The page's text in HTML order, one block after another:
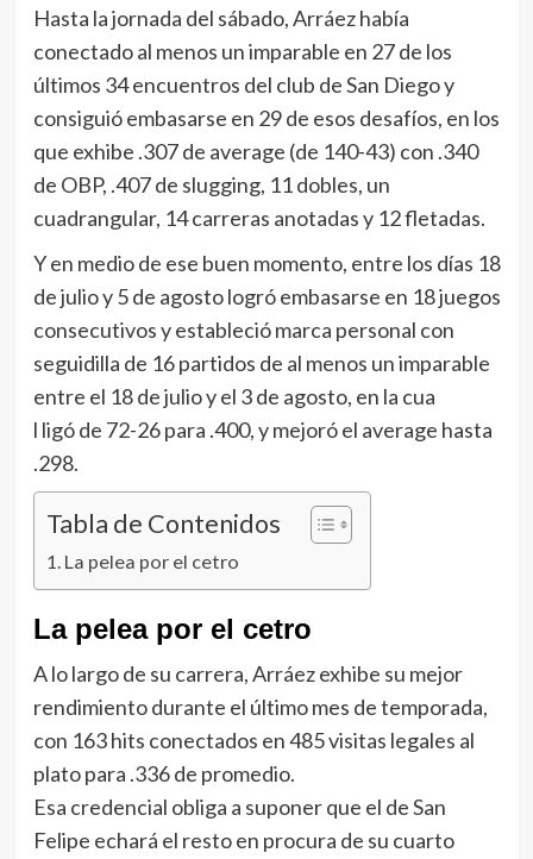
Hasta la jornada del sábado, Arráez había
conectado al menos un imparable en 27 de los
últimos 34 encuentros del club de San Diego y
consiguió embasarse en 29 de esos desafíos, en los
que exhibe .307 de average (de 140-43) con .340
de OBP, .407 de slugging, 11 dobles, un
cuadrangular, 14 carreras anotadas y 12 fletadas.
Y en medio de ese buen momento, entre los días 18
de julio y 5 de agosto logró embasarse en 18 juegos
consecutivos y estableció marca personal con
seguidilla de 16 partidos de al menos un imparable
entre el 18 de julio y el 3 de agosto, en la cua
l ligó de 72-26 para .400, y mejoró el average hasta
.298.
Tabla de Contenidos
La pelea por el cetro
La pelea por el cetro
A lo largo de su carrera, Arráez exhibe su mejor
rendimiento durante el último mes de temporada,
con 163 hits conectados en 485 visitas legales al
plato para .336 de promedio.
Esa credencial obliga a suponer que el de San
Felipe echará el resto en procura de su cuarto